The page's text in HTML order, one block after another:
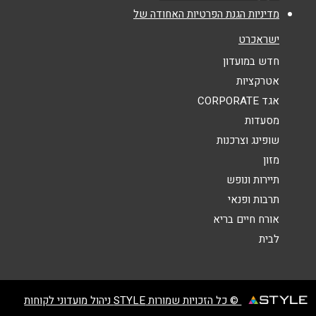
אנא חזרו אלי בקשר ל...
הודעה
בת ים
בן גוריון 71
9969*
פתח תקווה
אם המושבות החדשה מרכז רום יעל רום 8
9969*
קניון הקריון – קומה 2 מתחם האוכל דרך עכו
מדיניות הגנת הפרטיות האחודה של
ישראכרט
חדש במועדון
אטרקציות
אגד CORPORATE
מסעדות
שופינג וצרכנות
מזון
תיירות ונופש
תרבות ופנאי
אורח חיים בריא
לבית
© כל הזכויות שמורות STYLE ניהול מועדוני לקוחות